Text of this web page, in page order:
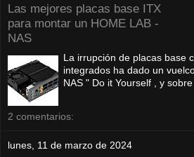
Las mejores placas base ITX
para montar un HOME LAB -
NAS
La irrupción de placas base
integrados ha dado un
NAS " Do it Yourself , y
2 comentarios:
lunes, 11 de marzo de 2024